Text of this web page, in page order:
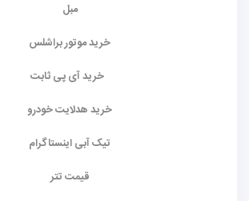
مبل
خرید موتور براشلس
خرید آی پی ثابت
خرید هدلایت خودرو
تیک آبی اینستاگرام
قیمت تتر